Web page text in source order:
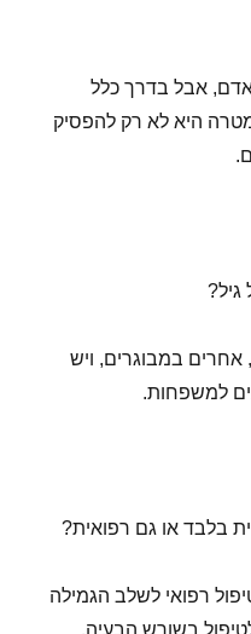
אבל בדרך כלל
30 יום, כשהמטרה היא לא רק להפסיק
במבוגרים, ויש
למשפחות.
בלבד או גם רפואית?
רפואי לשלב הגמילה
בשורש הבעיה.